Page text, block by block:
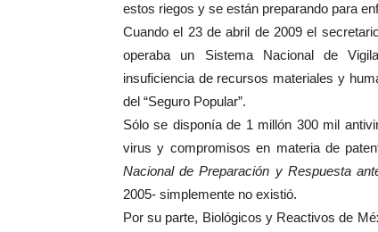
estos riegos y se están preparando para
Cuando el 23 de abril de 2009 el
operaba un Sistema Nacional de
insuficiencia de recursos materiales y
del “Seguro Popular”.
Sólo se disponía de 1 millón 300 mil
virus y compromisos en materia de
Nacional de Preparación y Respuesta
2005- simplemente no existió.
Por su parte, Biológicos y Reactivos de